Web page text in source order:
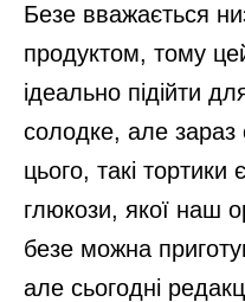
Безе вважається
продуктом, тому
ідеально підійти
солодке, але зараз
цього, такі
глюкози, якої наш
безе можна
але сьогодні